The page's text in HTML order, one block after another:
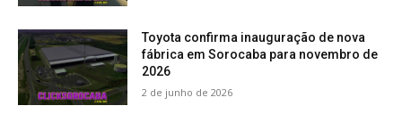
Toyota confirma inauguração de nova
fábrica em Sorocaba para novembro de
2026
2 de junho de 2026